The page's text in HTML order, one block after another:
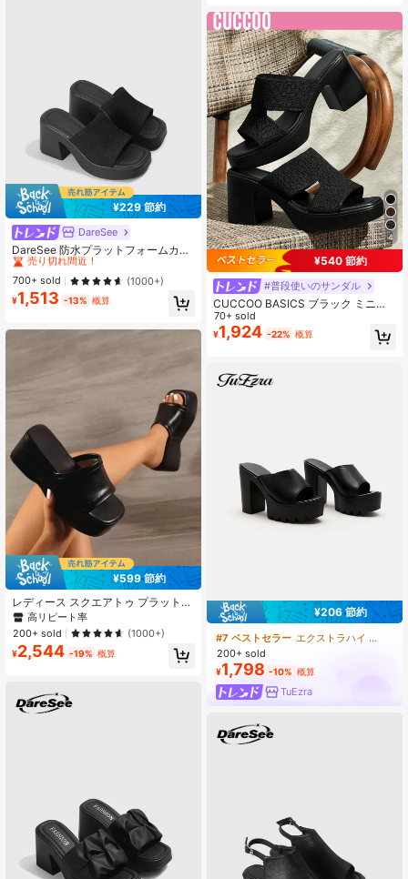
¥229 節約
DareSee
DareSee 防水プラットフォームカジ
ュアルスリッパ レディース、オープ
ントゥ ハイヒールスライド、夏新作
学校再開
#4 ベストセラー
売り切れ間近！
#4 ベストセラー
売り切れ間近！
#4 ベストセラー
売り切れ間近！
#4 ベストセラー
ファッショナブル 女性用ヒールサンダル
700+ sold (1000+)
¥1,513 -13% 概算
¥599 節約
レディース スクエアトゥ プラットフ
ォーム ウェッジヒール サマーミュー
ルサンダル、セクシーカジュアル ピ
ープトウ スリッポン 通気性レザー、
旅行必需品
高リピート率
200+ sold
(1000+)
¥2,544 -19% 概算
ションシューズ、スプリングブレイ
ク、イースター、クリスマスシュー
ズ
4
¥540 節約
#普段使いのサンダル
CUCCOO BASICS ブラック ミニマ
リスト スクエアトゥ 厚手ヒール ミ
ドルヒール エレガント 快適 スリッ
ポンパンプス、仕事、カジュアル、
70+ sold
¥1,924 -22% 概算
¥206 節約
#7 ベストセラー
エクストラハイ ヒール
200+ sold
¥1,798 -10% 概算
TuEzra